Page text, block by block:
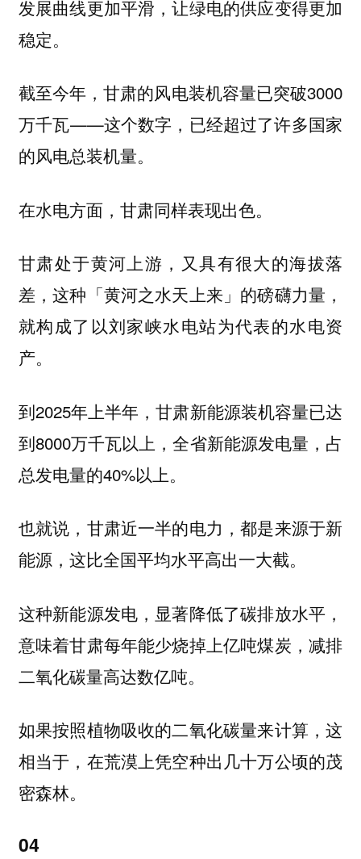
发展曲线更加平滑，让绿电的供应变得更加
稳定。
截至今年，甘肃的风电装机容量已突破3000
万千瓦——这个数字，已经超过了许多国家
的风电总装机量。
在水电方面，甘肃同样表现出色。
甘肃处于黄河上游，又具有很大的海拔落
差，这种「黄河之水天上来」的磅礴力量，
就构成了以刘家峡水电站为代表的水电资
产。
到2025年上半年，甘肃新能源装机容量已达
到8000万千瓦以上，全省新能源发电量，占
总发电量的40%以上。
也就说，甘肃近一半的电力，都是来源于新
能源，这比全国平均水平高出一大截。
这种新能源发电，显著降低了碳排放水平，
意味着甘肃每年能少烧掉上亿吨煤炭，减排
二氧化碳量高达数亿吨。
如果按照植物吸收的二氧化碳量来计算，这
相当于，在荒漠上凭空种出几十万公顷的茂
密森林。
04